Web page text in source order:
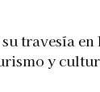
travesía
y